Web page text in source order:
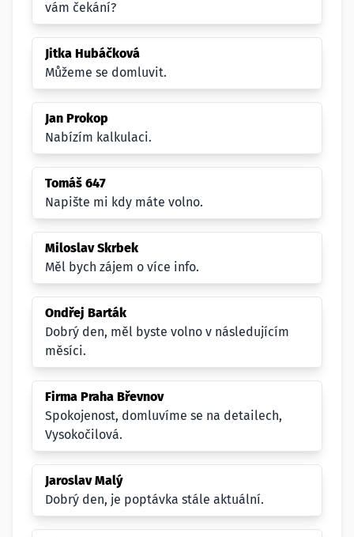
vám čekání?
Jitka Hubáčková
Můžeme se domluvit.
Jan Prokop
Nabízím kalkulaci.
Tomáš 647
Napište mi kdy máte volno.
Miloslav Skrbek
Měl bych zájem o více info.
Ondřej Barták
Dobrý den, měl byste volno v následujícím
měsíci.
Firma Praha Břevnov
Spokojenost, domluvíme se na detailech,
Vysokočilová.
Jaroslav Malý
Dobrý den, je poptávka stále aktuální.